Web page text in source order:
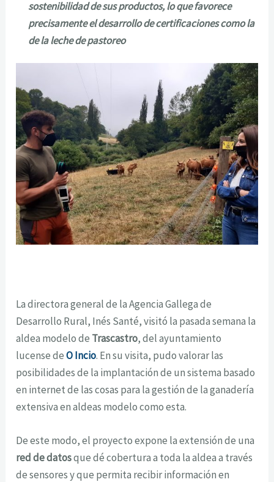
sostenibilidad de sus productos, lo que favorece
precisamente el desarrollo de certificaciones como la
de la leche de pastoreo
La directora general de la Agencia Gallega de
Desarrollo Rural, Inés Santé, visitó la pasada semana la
aldea modelo de Trascastro, del ayuntamiento
lucense deO Incio. En su visita, pudo valorar las
posibilidades de la implantación de un sistema basado
en internet de las cosas para la gestión de la ganadería
extensiva en aldeas modelo como esta.
De este modo, el proyecto expone la extensión de una
red de datosque dé cobertura a toda la aldea a través
de sensores y que permita recibir información en